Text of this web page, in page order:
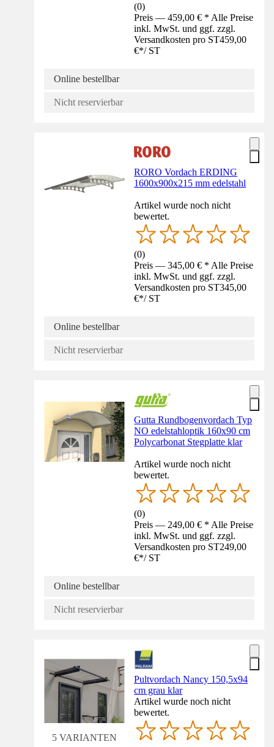
(0)
Preis — 459,00 € * Alle Preise
inkl. MwSt. und ggf. zzgl.
Versandkosten pro ST459,00
€*/ ST
Online bestellbar
Nicht reservierbar
RORO Vordach ERDING
1600x900x215 mm edelstahl
Artikel wurde noch nicht
bewertet.
(0)
Preis — 345,00 € * Alle Preise
inkl. MwSt. und ggf. zzgl.
Versandkosten pro ST345,00
€*/ ST
Online bestellbar
Nicht reservierbar
Gutta Rundbogenvordach Typ
NO edelstahloptik 160x90 cm
Polycarbonat Stegplatte klar
Artikel wurde noch nicht
bewertet.
(0)
Preis — 249,00 € * Alle Preise
inkl. MwSt. und ggf. zzgl.
Versandkosten pro ST249,00
€*/ ST
Online bestellbar
Nicht reservierbar
5 VARIANTEN
Pultvordach Nancy 150,5x94
cm grau klar
Artikel wurde noch nicht
bewertet.